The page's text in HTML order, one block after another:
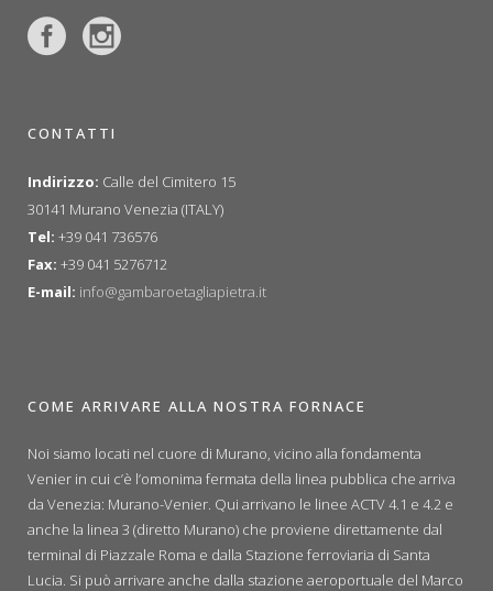
CONTATTI
Indirizzo: Calle del Cimitero 15
30141 Murano Venezia (ITALY)
Tel: +39 041 736576
Fax: +39 041 5276712
E-mail: info@gambaroetagliapietra.it
COME ARRIVARE ALLA NOSTRA FORNACE
Noi siamo locati nel cuore di Murano, vicino alla fondamenta
Venier in cui c’è l’omonima fermata della linea pubblica che arriva
da Venezia: Murano-Venier. Qui arrivano le linee ACTV 4.1 e 4.2 e
anche la linea 3 (diretto Murano) che proviene direttamente dal
terminal di Piazzale Roma e dalla Stazione ferroviaria di Santa
Lucia. Si può arrivare anche dalla stazione aeroportuale del Marco